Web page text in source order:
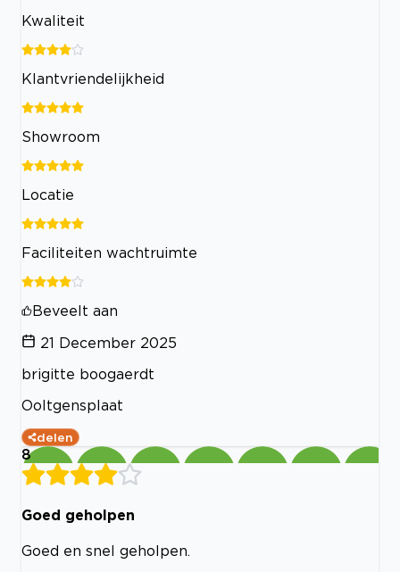
Kwaliteit
Klantvriendelijkheid
Showroom
Locatie
Faciliteiten wachtruimte
Beveelt aan
21 December 2025
brigitte boogaerdt
Ooltgensplaat
delen
8
Goed geholpen
Goed en snel geholpen.